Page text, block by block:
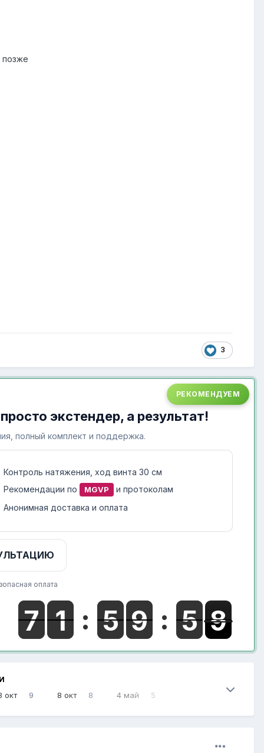
позже
3
РЕКОМЕНДУЕМ
экстендер, а результат!
полный комплект и поддержка.
Контроль натяжения, ход винта 30 см
Рекомендации по MGVP
и протоколам
Анонимная доставка и оплата
оплата
окт 9 8 окт 8 4 май 5